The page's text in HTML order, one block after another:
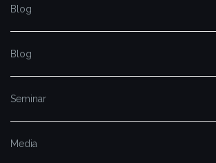
Blog
Blog
Seminar
Media